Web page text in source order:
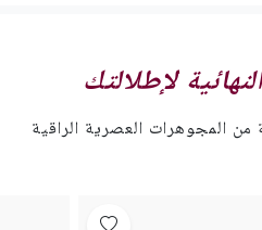
لإطلالتك
المجوهرات العصرية الراقية